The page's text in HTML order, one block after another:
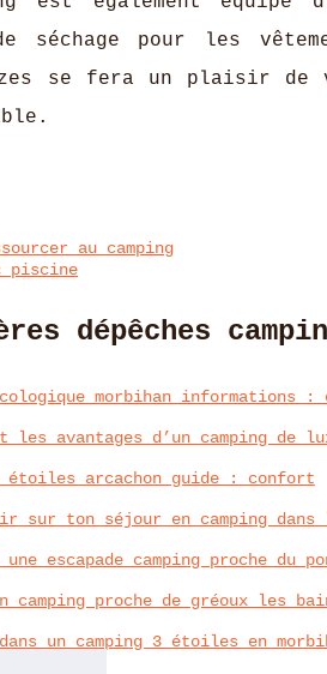
séchage pour les
Uzes se fera un plaisir
au camping
piscine
dépêches
morbihan informations :
les avantages d’un camping de
étoiles arcachon guide : confort
sur ton séjour en camping
une escapade camping proche du
camping proche de gréoux les
un camping 3 étoiles en